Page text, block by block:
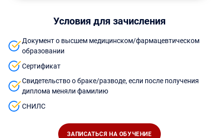
Условия для зачисления
Документ о высшем медицинском/фармацевтическом
образовании
Сертификат
Свидетельство о браке/разводе, если после получения
диплома меняли фамилию
СНИЛС
ЗАПИСАТЬСЯ НА ОБУЧЕНИЕ